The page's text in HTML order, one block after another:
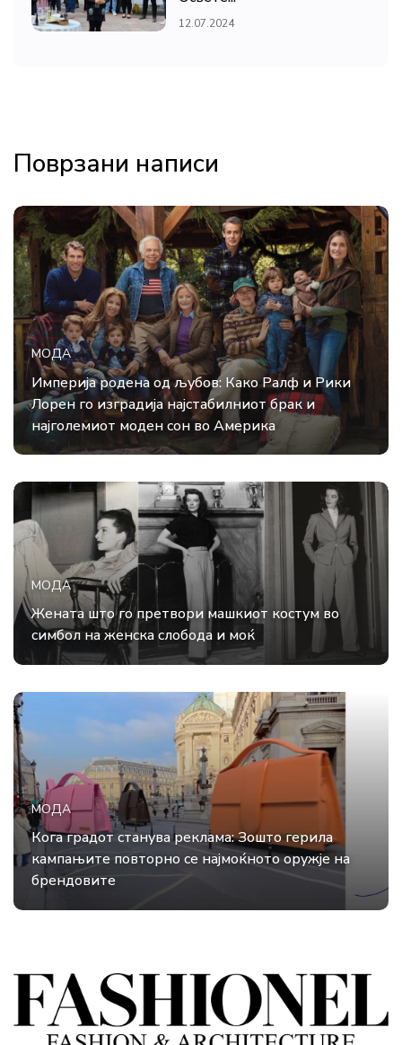
12.07.2024
Поврзани написи
МОДА
Империја родена од љубов: Како Ралф и Рики
Лорен го изградија најстабилниот брак и
најголемиот моден сон во Америка
МОДА
Жената што го претвори машкиот костум во
симбол на женска слобода и моќ
МОДА
Кога градот станува реклама: Зошто герила
кампањите повторно се најмоќното оружје на
брендовите